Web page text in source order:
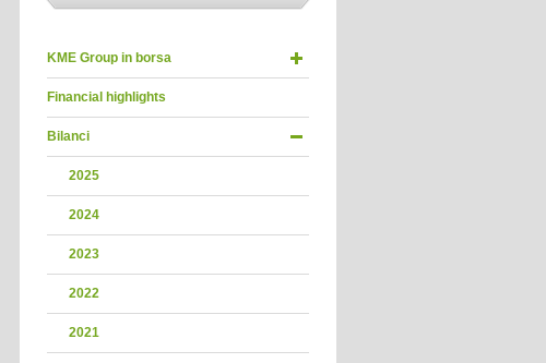
KME Group in borsa
Financial highlights
Bilanci
2025
2024
2023
2022
2021